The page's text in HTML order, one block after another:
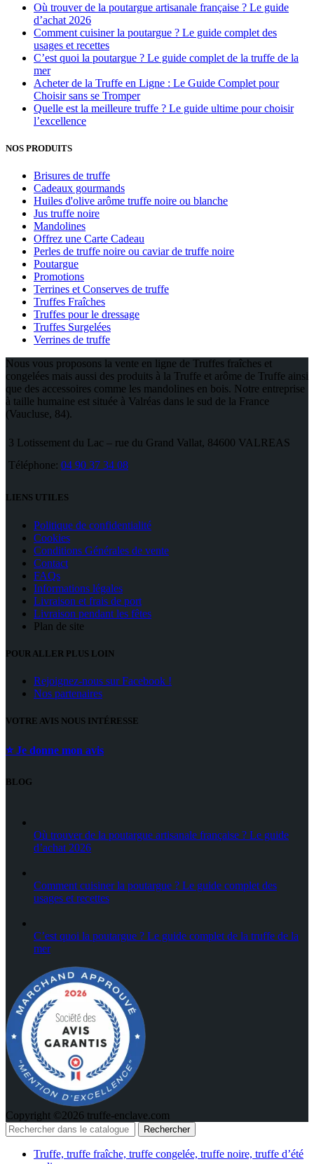
Où trouver de la poutargue artisanale française ? Le guide
d’achat 2026
Comment cuisiner la poutargue ? Le guide complet des
usages et recettes
C’est quoi la poutargue ? Le guide complet de la truffe de la
mer
Acheter de la Truffe en Ligne : Le Guide Complet pour
Choisir sans se Tromper
Quelle est la meilleure truffe ? Le guide ultime pour choisir
l’excellence
NOS PRODUITS
Brisures de truffe
Cadeaux gourmands
Huiles d'olive arôme truffe noire ou blanche
Jus truffe noire
Mandolines
Offrez une Carte Cadeau
Perles de truffe noire ou caviar de truffe noire
Poutargue
Promotions
Terrines et Conserves de truffe
Truffes Fraîches
Truffes pour le dressage
Truffes Surgelées
Verrines de truffe
Nous vous proposons la vente en ligne de Truffes fraîches et
congelées mais aussi des produits à la Truffe et arôme de Truffe ainsi
que des accessoires comme les mandolines en bois. Notre entreprise
à taille humaine est située à Valréas dans le sud de la France
(Vaucluse, 84).
3 Lotissement du Lac – rue du Grand Vallat, 84600 VALREAS
Téléphone: 04 90 37 34 08
LIENS UTILES
Politique de confidentialité
Cookies
Conditions Générales de vente
Contact
FAQs
Informations légales
Livraison et frais de port
Livraison pendant les fêtes
Plan de site
POUR ALLER PLUS LOIN
Rejoignez-nous sur Facebook !
Nos partenaires
VOTRE AVIS NOUS INTÉRESSE
⭐ Je donne mon avis
BLOG
Où trouver de la poutargue artisanale française ? Le guide
d’achat 2026
Comment cuisiner la poutargue ? Le guide complet des
usages et recettes
C’est quoi la poutargue ? Le guide complet de la truffe de la
mer
Copyright ©2026 truffe-enclave.com
Rechercher
Truffe, truffe fraîche, truffe congelée, truffe noire, truffe d’été